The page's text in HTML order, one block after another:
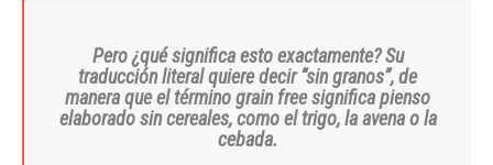
Pero ¿qué significa esto exactamente? Su
traducción literal quiere decir “sin granos”, de
manera que el término grain free significa pienso
elaborado sin cereales, como el trigo, la avena o la
cebada.